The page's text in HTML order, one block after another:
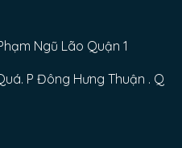
Ngũ Lão Quận 1
P Đông Hưng Thuận . Q